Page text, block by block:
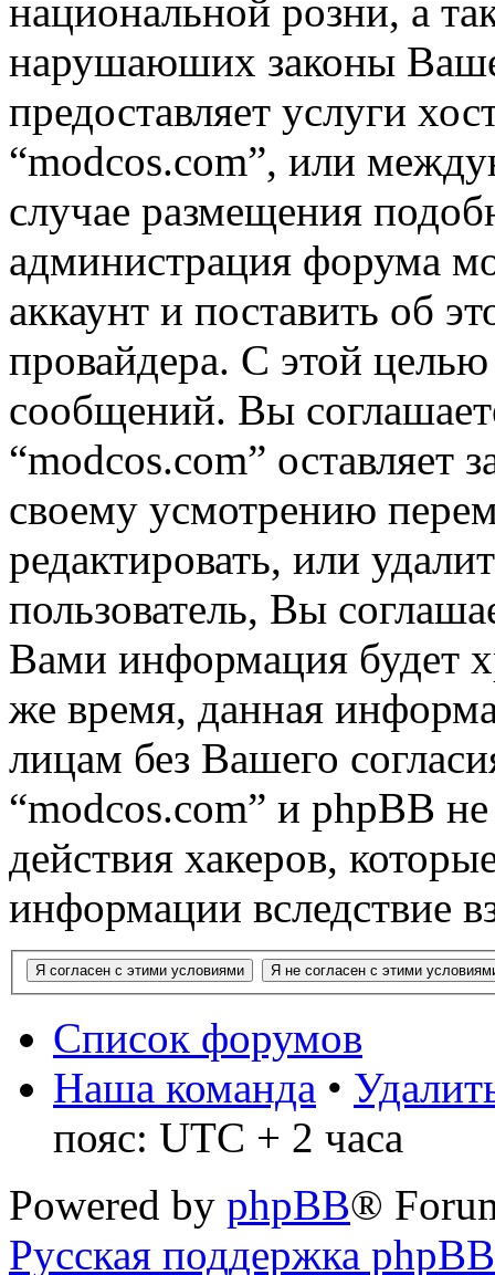
национальной розни, а
нарушаюших законы
предоставляет услуги
“modcos.com”, или
случае размещения
администрация форума
аккаунт и поставить об
провайдера. С этой
сообщений. Вы
“modcos.com” оставляет
своему усмотрению
редактировать, или
пользователь, Вы
Вами информация будет
же время, данная
лицам без Вашего
“modcos.com” и phpBB не
действия хакеров,
информации вследствие
Список форумов
Наша команда •
пояс: UTC + 2 часа
Powered by phpBB®
Русская поддержка phpBB